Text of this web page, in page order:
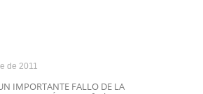
de 2011
IMPORTANTE FALLO DE LA